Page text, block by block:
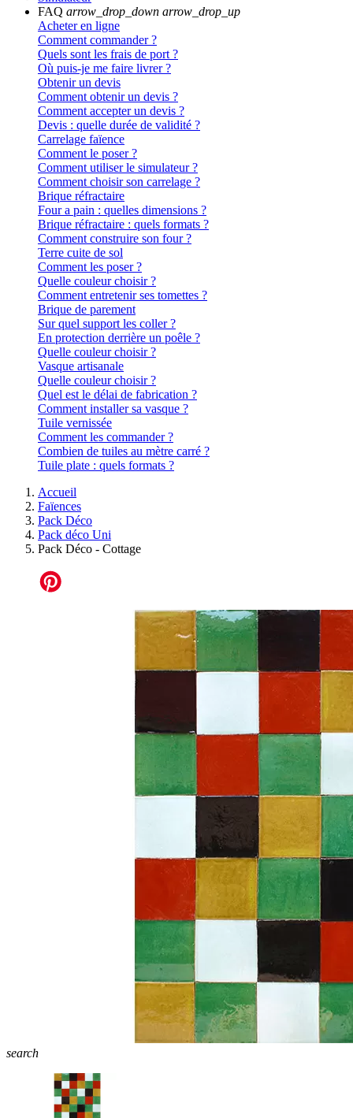
FAQ arrow_drop_down arrow_drop_up
Acheter en ligne
Comment commander ?
Quels sont les frais de port ?
Où puis-je me faire livrer ?
Obtenir un devis
Comment obtenir un devis ?
Comment accepter un devis ?
Devis : quelle durée de validité ?
Carrelage faïence
Comment le poser ?
Comment utiliser le simulateur ?
Comment choisir son carrelage ?
Brique réfractaire
Four a pain : quelles dimensions ?
Brique réfractaire : quels formats ?
Comment construire son four ?
Terre cuite de sol
Comment les poser ?
Quelle couleur choisir ?
Comment entretenir ses tomettes ?
Brique de parement
Sur quel support les coller ?
En protection derrière un poêle ?
Quelle couleur choisir ?
Vasque artisanale
Quelle couleur choisir ?
Quel est le délai de fabrication ?
Comment installer sa vasque ?
Tuile vernissée
Comment les commander ?
Combien de tuiles au mètre carré ?
Tuile plate : quels formats ?
Accueil
Faïences
Pack Déco
Pack déco Uni
Pack Déco - Cottage
search